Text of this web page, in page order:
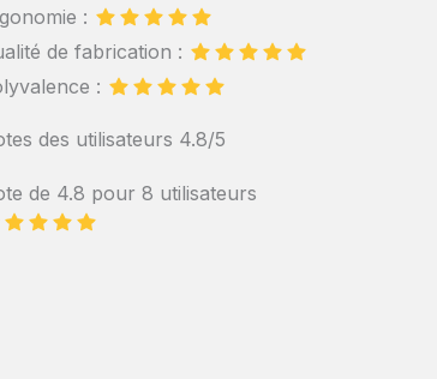
:
de fabrication :
:
des utilisateurs 4.8/5
de 4.8 pour 8 utilisateurs